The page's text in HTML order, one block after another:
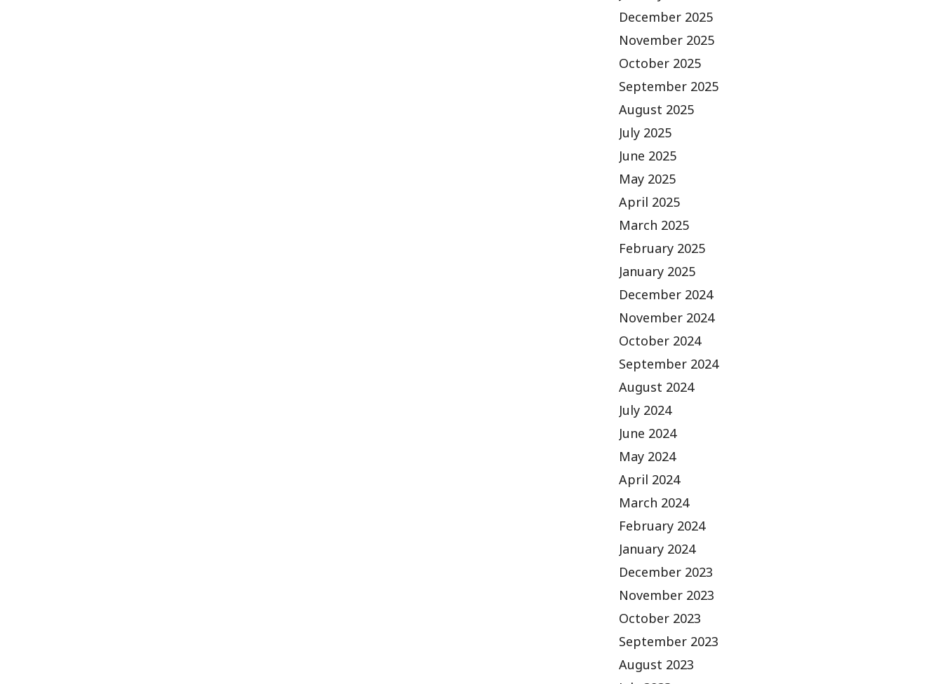
December 2025
November 2025
October 2025
September 2025
August 2025
July 2025
June 2025
May 2025
April 2025
March 2025
February 2025
January 2025
December 2024
November 2024
October 2024
September 2024
August 2024
July 2024
June 2024
May 2024
April 2024
March 2024
February 2024
January 2024
December 2023
November 2023
October 2023
September 2023
August 2023